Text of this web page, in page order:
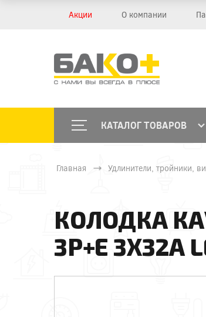
Акции О компании
КАТАЛОГ ТОВАРОВ
Главная Удлинители, тройники,
КОЛОДКА
3Р+Е 3Х32А